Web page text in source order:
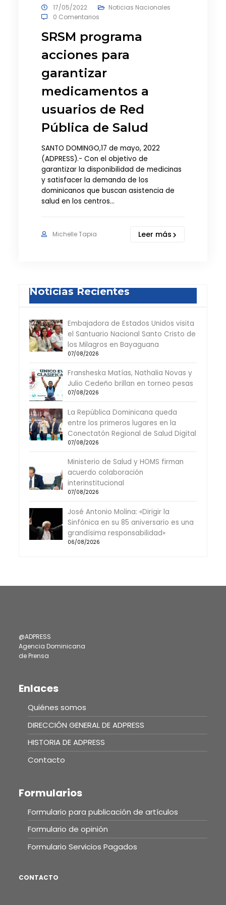
17/05/2022
Noticias Nacionales
0 Comentarios
SRSM programa
acciones para
garantizar
medicamentos a
usuarios de Red
Pública de Salud
SANTO DOMINGO,17 de mayo, 2022
(ADPRESS).- Con el objetivo de
garantizar la disponibilidad de medicinas
y satisfacer la demanda de los
dominicanos que buscan asistencia de
salud en los centros…
Michelle Tapia Leer más
Noticias Recientes
Embajadora de Estados Unidos visita
el Santuario Nacional Santo Cristo de
los Milagros en Bayaguana
07/08/2026
Fransheska Matías, Nathalia Novas y
Julio Cedeño brillan en torneo pesas
07/08/2026
La República Dominicana queda
entre los primeros lugares en la
Conectatón Regional de Salud Digital
07/08/2026
Ministerio de Salud y HOMS firman
acuerdo colaboración
interinstitucional
07/08/2026
José Antonio Molina: «Dirigir la
Sinfónica en su 85 aniversario es una
grandísima responsabilidad»
06/08/2026
@ADPRESS
Agencia Dominicana
de Prensa
Enlaces
Quiénes somos
DIRECCIÓN GENERAL DE ADPRESS
HISTORIA DE ADPRESS
Contacto
Formularios
Formulario para publicación de artículos
Formulario de opinión
Formulario Servicios Pagados
CONTACTO